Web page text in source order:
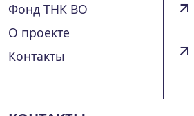
Фонд ТНК ВО
О проекте
Контакты